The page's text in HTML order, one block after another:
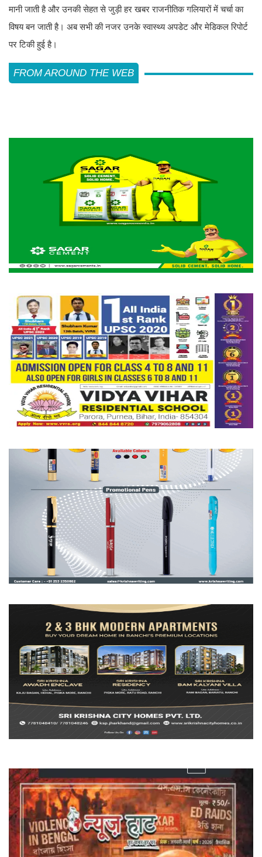
मानी जाती है और उनकी सेहत से जुड़ी हर खबर राजनीतिक गलियारों में चर्चा का
विषय बन जाती है। अब सभी की नजर उनके स्वास्थ्य अपडेट और मेडिकल रिपोर्ट
पर टिकी हुई है।
FROM AROUND THE WEB